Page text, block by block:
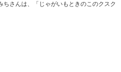
ちさんは、「じゃがいもときのこのクスク